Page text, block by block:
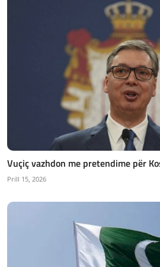
Vuçiç vazhdon me pretendime për
Prill 15, 2026